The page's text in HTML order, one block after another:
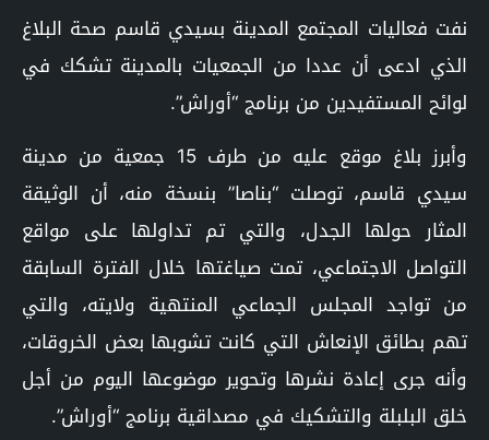
نفت فعاليات المجتمع المدينة بسيدي قاسم صحة البلاغ
الذي ادعى أن عددا من الجمعيات بالمدينة تشكك في
لوائح المستفيدين من برنامج “أوراش”.
وأبرز بلاغ موقع عليه من طرف 15 جمعية من مدينة
سيدي قاسم، توصلت “بناصا” بنسخة منه، أن الوثيقة
المثار حولها الجدل، والتي تم تداولها على مواقع
التواصل الاجتماعي، تمت صياغتها خلال الفترة السابقة
من تواجد المجلس الجماعي المنتهية ولايته، والتي
تهم بطائق الإنعاش التي كانت تشوبها بعض الخروقات،
وأنه جرى إعادة نشرها وتحوير موضوعها اليوم من أجل
خلق البلبلة والتشكيك في مصداقية برنامج “أوراش”.